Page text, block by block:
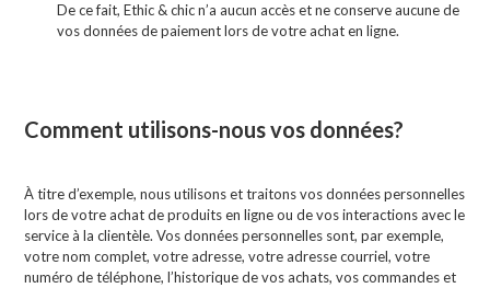
De ce fait, Ethic & chic n’a aucun accès et ne conserve aucune de
vos données de paiement lors de votre achat en ligne.
Comment utilisons-nousvos données?
À titre d’exemple, nous utilisons et traitons vos données personnelles
lors de votre achat de produits en ligne ou de vos interactions avec le
service à la clientèle. Vos données personnelles sont, par exemple,
votre nom complet, votre adresse, votre adresse courriel, votre
numéro de téléphone, l’historique de vos achats, vos commandes et